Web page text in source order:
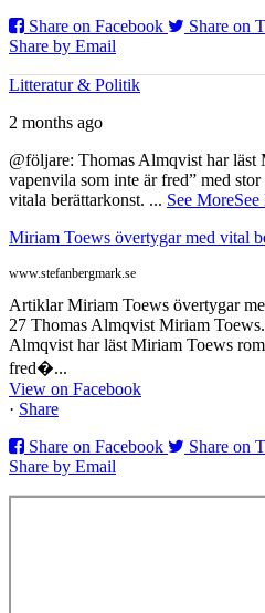
Share on Facebook
Share on
Share by Email
Litteratur & Politik
2 months ago
@följare: Thomas Almqvist har läst
vapenvila som inte är fred” med
vitala berättarkonst. ... See MoreSee
Miriam Toews övertygar med vital
www.stefanbergmark.se
Artiklar Miriam Toews övertygar
27 Thomas Almqvist Miriam
Almqvist har läst Miriam Toews
fred�...
View on Facebook
· Share
Share on Facebook
Share on
Share by Email